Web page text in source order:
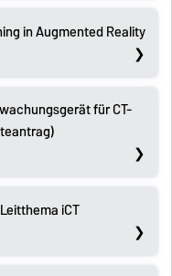
in Augmented Reality
für CT-
iCT